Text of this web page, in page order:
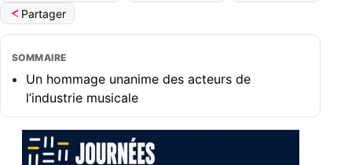
Partager
SOMMAIRE
Un hommage unanime des acteurs de
l’industrie musicale